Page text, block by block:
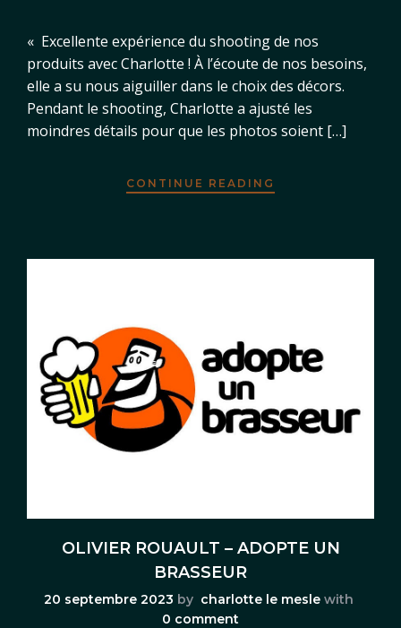
« Excellente expérience du shooting de nos
produits avec Charlotte ! À l’écoute de nos besoins,
elle a su nous aiguiller dans le choix des décors.
Pendant le shooting, Charlotte a ajusté les
moindres détails pour que les photos soient […]
CONTINUE READING
OLIVIER ROUAULT – ADOPTE UN
BRASSEUR
20 septembre 2023 by charlotte le mesle with
0 comment